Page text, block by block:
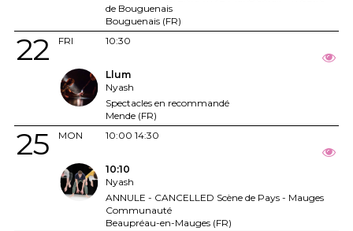
de Bouguenais
Bouguenais (FR)
FRI
22 10:30
Llum
Nyash
Spectacles en recommandé
Mende (FR)
MON
25 10:00 14:30
10:10
Nyash
ANNULE - CANCELLED Scène de Pays - Mauges
Communauté
Beaupréau-en-Mauges (FR)